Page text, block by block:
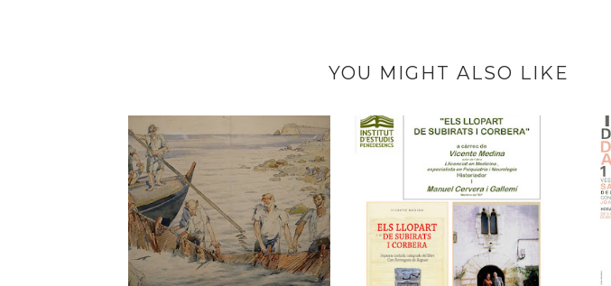
YOU MIGHT ALSO LIKE